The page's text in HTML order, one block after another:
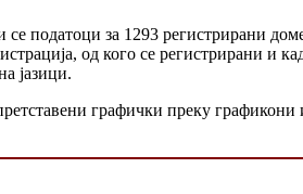
податоци за 1293 регистрирани
од кого се регистрирани и
јазици.
графички преку